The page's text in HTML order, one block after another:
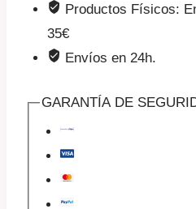
Productos Físicos:
35€
Envíos en 24h.
GARANTÍA DE